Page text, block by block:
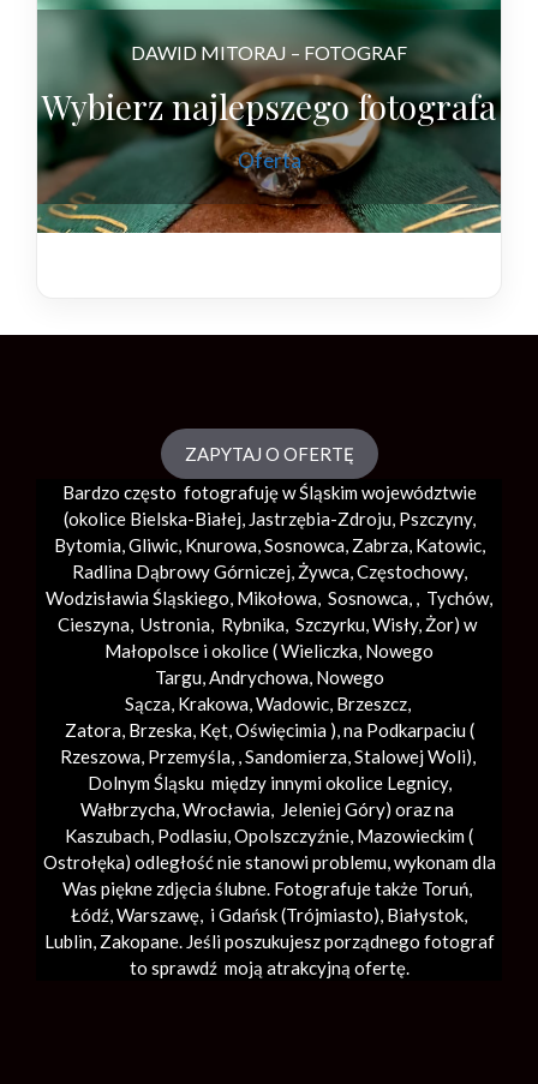
DAWID MITORAJ – FOTOGRAF
Wybierz najlepszego fotografa
Oferta
ZAPYTAJ O OFERTĘ
Bardzo często fotografuję w Śląskim województwie
(okolice Bielska-Białej, Jastrzębia-Zdroju, Pszczyny,
Bytomia, Gliwic, Knurowa, Sosnowca, Zabrza, Katowic,
Radlina Dąbrowy Górniczej, Żywca, Częstochowy,
Wodzisławia Śląskiego, Mikołowa, Sosnowca, , Tychów,
Cieszyna, Ustronia, Rybnika, Szczyrku, Wisły, Żor) w
Małopolsce i okolice (Wieliczka, Nowego
Targu,Andrychowa, Nowego
Sącza, Krakowa,Wadowic, Brzeszcz,
Zatora, Brzeska, Kęt,Oświęcimia), na Podkarpaciu (
Rzeszowa, Przemyśla, ,Sandomierza,Stalowej Woli),
Dolnym Śląsku między innymi okolice Legnicy,
Wałbrzycha,Wrocławia, Jeleniej Góry) oraz na
Kaszubach, Podlasiu, Opolszczyźnie, Mazowieckim (
Ostrołęka) odległość nie stanowi problemu, wykonam dla
Was piękne zdjęcia ślubne. Fotografuje także Toruń,
Łódź,Warszawę, i Gdańsk (Trójmiasto), Białystok,
Lublin, Zakopane. Jeśli poszukujesz porządnego fotograf
to sprawdź moją atrakcyjną ofertę.